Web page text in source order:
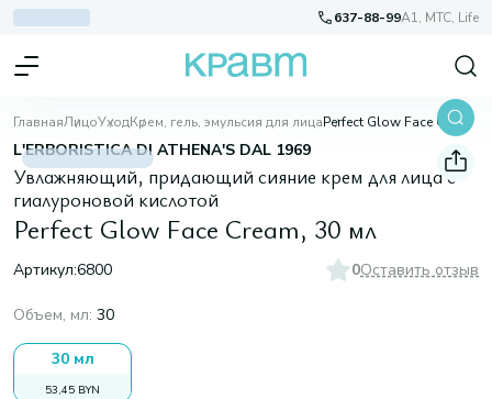
637-88-99A1, МТС, Life
ГлавнаяЛицоУходКрем, гель, эмульсия для лица Perfect Glow Face Cream, 30 мл
L'ERBORISTICA DI ATHENA'S DAL 1969
Увлажняющий, придающий сияние крем для лица с
гиалуроновой кислотой
Perfect Glow Face Cream, 30 мл
Артикул:6800 0Оставить отзыв
Объем, мл: 30
30 мл
53,45 BYN